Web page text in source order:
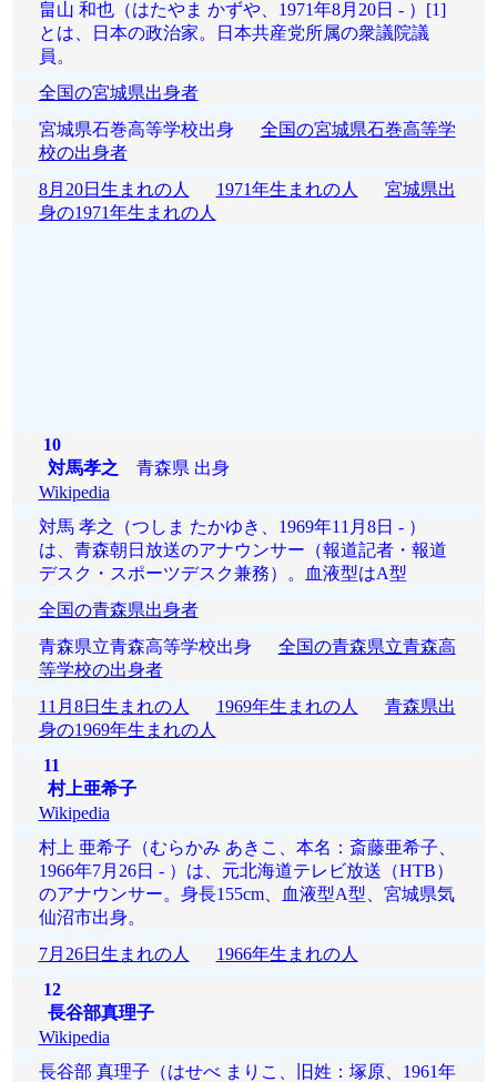
畠山 和也（はたやま かずや、1971年8月20日 - ）[1]
とは、日本の政治家。日本共産党所属の衆議院議
員。
全国の宮城県出身者
宮城県石巻高等学校出身 全国の宮城県石巻高等学
校の出身者
8月20日生まれの人
1971年生まれの人
宮城県出
身の1971年生まれの人
10
対馬孝之 青森県 出身
Wikipedia
対馬 孝之（つしま たかゆき、1969年11月8日 - ）
は、青森朝日放送のアナウンサー（報道記者・報道
デスク・スポーツデスク兼務）。血液型はA型
全国の青森県出身者
青森県立青森高等学校出身 全国の青森県立青森高
等学校の出身者
11月8日生まれの人
1969年生まれの人
青森県出
身の1969年生まれの人
11
村上亜希子
Wikipedia
村上 亜希子（むらかみ あきこ、本名：斎藤亜希子、
1966年7月26日 - ）は、元北海道テレビ放送（HTB）
のアナウンサー。身長155cm、血液型A型、宮城県気
仙沼市出身。
7月26日生まれの人
1966年生まれの人
12
長谷部真理子
Wikipedia
長谷部 真理子（はせべ まりこ、旧姓：塚原、1961年